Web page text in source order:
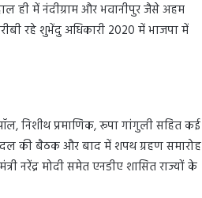
ही में नंदीग्राम और भवानीपुर जैसे अहम
रहे शुभेंदु अधिकारी 2020 में भाजपा में
निशीथ प्रमाणिक, रूपा गांगुली सहित कई
की बैठक और बाद में शपथ ग्रहण समारोह
नरेंद्र मोदी समेत एनडीए शासित राज्यों के